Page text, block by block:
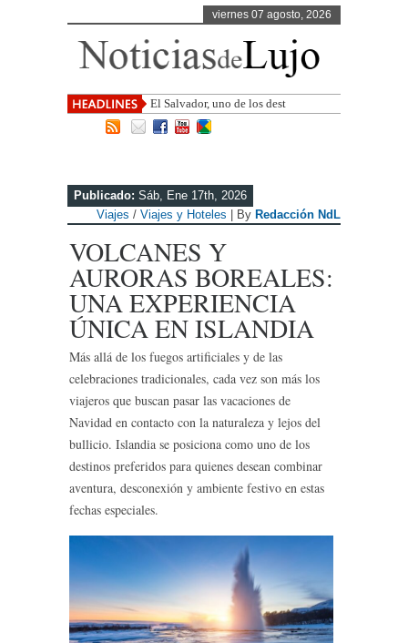
viernes 07 agosto, 2026
El Salvador, uno de los destinos con
mayor proyección de Centro
Publicado: Sáb, Ene 17th, 2026
Viajes / Viajes y Hoteles | By Redacción NdL
VOLCANES Y
AURORAS BOREALES:
UNA EXPERIENCIA
ÚNICA EN ISLANDIA
Más allá de los fuegos artificiales y de las
celebraciones tradicionales, cada vez son más los
viajeros que buscan pasar las vacaciones de
Navidad en contacto con la naturaleza y lejos del
bullicio. Islandia se posiciona como uno de los
destinos preferidos para quienes desean combinar
aventura, desconexión y ambiente festivo en estas
fechas especiales.